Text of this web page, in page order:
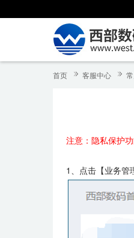
首页 客服中心
注意：隐私保护
1、点击【业务管